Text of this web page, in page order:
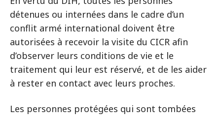
détenues ou internées dans le cadre d’un
conflit armé international doivent être
autorisées à recevoir la visite du CICR afin
d’observer leurs conditions de vie et le
traitement qui leur est réservé, et de les aider
à rester en contact avec leurs proches.
Les personnes protégées qui sont tombées